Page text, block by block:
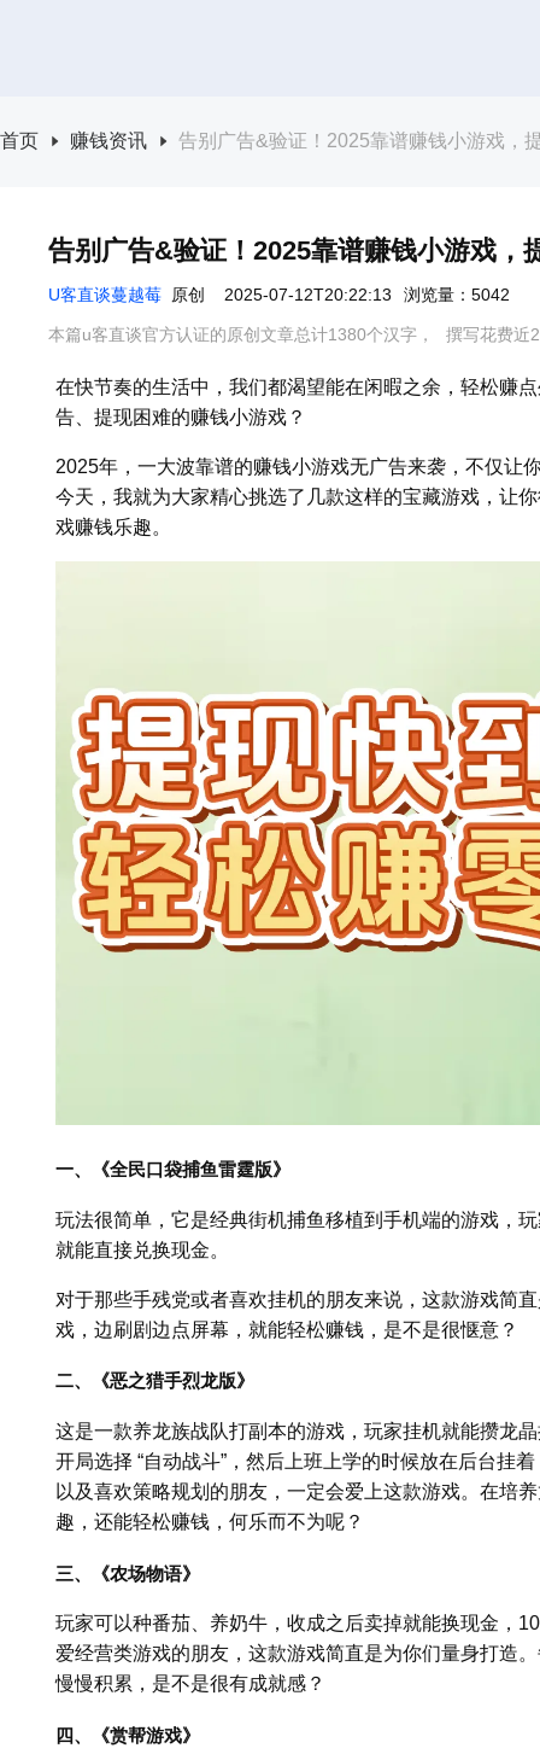
首页 赚钱资讯 告别广告&验证！2025靠谱赚钱小游戏，
告别广告&验证！2025靠谱赚钱小游戏，
U客直谈蔓越莓 原创 2025-07-12T20:22:13 浏览量：5042
本篇u客直谈官方认证的原创文章总计1380个汉字， 撰写花费近
在快节奏的生活中，我们都渴望能在闲暇之余，轻松赚
告、提现困难的赚钱小游戏？
2025年，一大波靠谱的赚钱小游戏无广告来袭，不仅让
今天，我就为大家精心挑选了几款这样的宝藏游戏，让
戏赚钱乐趣。
一、《全民口袋捕鱼雷霆版》
玩法很简单，它是经典街机捕鱼移植到手机端的游戏，
就能直接兑换现金。
对于那些手残党或者喜欢挂机的朋友来说，这款游戏简
戏，边刷剧边点屏幕，就能轻松赚钱，是不是很惬意？
二、《恶之猎手烈龙版》
这是一款养龙族战队打副本的游戏，玩家挂机就能攒龙
开局选择 “自动战斗”，然后上班上学的时候放在后台挂
以及喜欢策略规划的朋友，一定会爱上这款游戏。在培
趣，还能轻松赚钱，何乐而不为呢？
三、《农场物语》
玩家可以种番茄、养奶牛，收成之后卖掉就能换现金，
爱经营类游戏的朋友，这款游戏简直是为你们量身打造
慢慢积累，是不是很有成就感？
四、《赏帮游戏》